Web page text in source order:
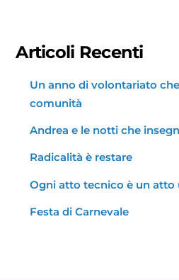
Articoli Recenti
Un anno di volontariato
comunità
Andrea e le notti che
Radicalità è restare
Ogni atto tecnico è un atto
Festa di Carnevale